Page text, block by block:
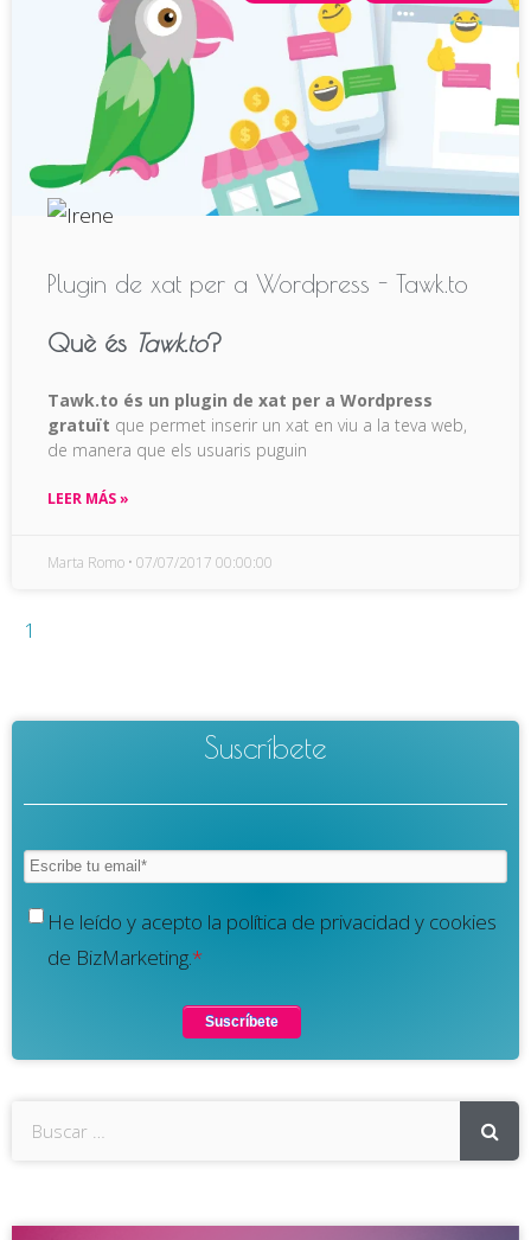
Plugin de xat per a Wordpress - Tawk.to
Què és Tawk.to?
Tawk.to és un plugin de xat per a Wordpress
gratuït que permet inserir un xat en viu a la teva web,
de manera que els usuaris puguin
LEER MÁS »
Marta Romo 07/07/2017 00:00:00
1
Suscríbete
He leído y acepto la política de privacidad y cookies
de BizMarketing.*